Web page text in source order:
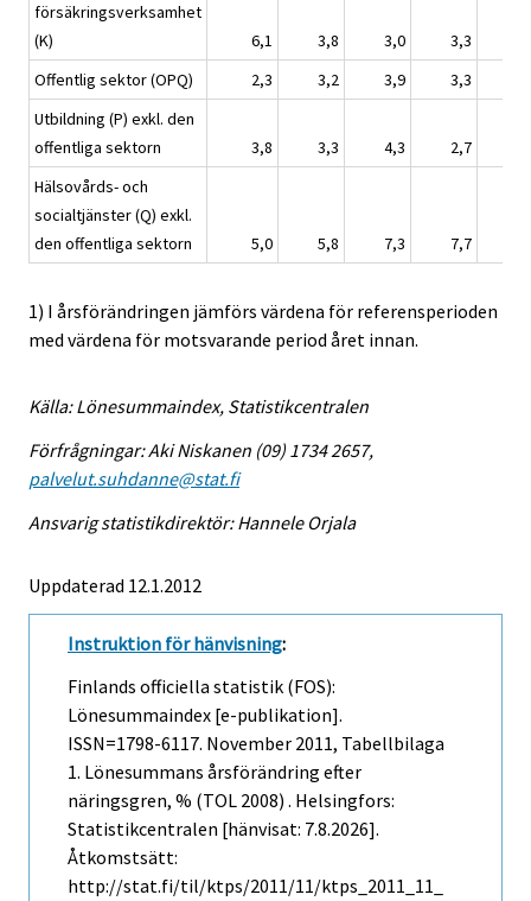
försäkringsverksamhet
(K)
6,1 3,8 3,0
3,3
Offentlig sektor (OPQ)
2,3 3,2 3,9
3,3
Utbildning (P) exkl. den
offentliga sektorn
3,8 3,3 4,3
2,7
Hälsovårds- och
socialtjänster (Q) exkl.
den offentliga sektorn
5,0 5,8 7,3 7,7
1) I årsförändringen jämförs värdena för referensperioden
med värdena för motsvarande period året innan.
Källa: Lönesummaindex, Statistikcentralen
Förfrågningar: Aki Niskanen (09) 1734 2657,
palvelut.suhdanne@stat.fi
Ansvarig statistikdirektör: Hannele Orjala
Uppdaterad 12.1.2012
Instruktion för hänvisning:
Finlands officiella statistik (FOS):
Lönesummaindex [e-publikation].
ISSN=1798-6117. November 2011, Tabellbilaga
1. Lönesummans årsförändring efter
näringsgren, % (TOL 2008) . Helsingfors:
Statistikcentralen [hänvisat: 7.8.2026].
Åtkomstsätt:
http://stat.fi/til/ktps/2011/11/ktps_2011_11_